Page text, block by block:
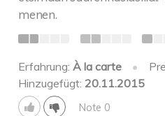
menen.
Erfahrung:À la carte •
Hinzugefügt: 20.11.2015
Note 0